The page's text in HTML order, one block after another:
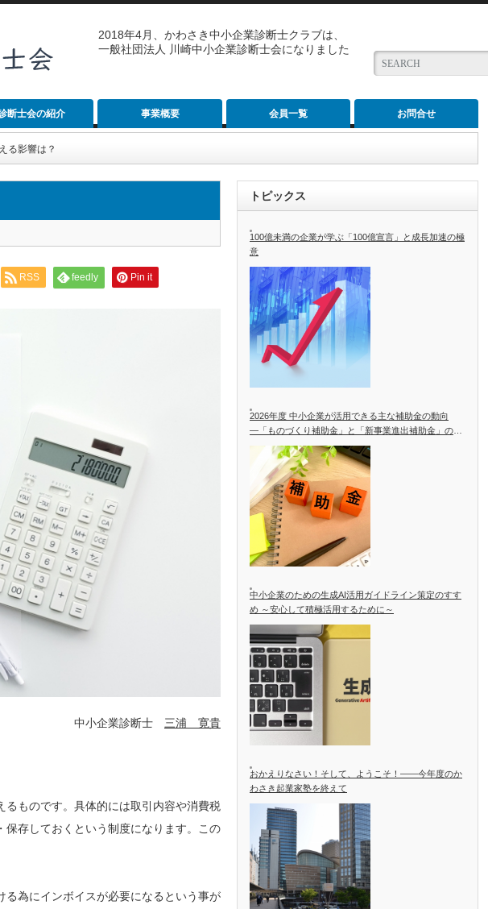
2018年4月、かわさき中小企業診断士クラブは、
一般社団法人 川崎中小企業診断士会になりました
断士会の紹介 事業概要 会員一覧 お問合せ
る影響は？
RSS feedly Pin it
中小企業診断士 三浦 寛貴
ものです。具体的には取引内容や消費税
存しておくという制度になります。この
為にインボイスが必要になるという事が
トピックス
100億未満の企業が学ぶ「100億宣言」と成長加速の極
意
2026年度 中小企業が活用できる主な補助金の動向
―「ものづくり補助金」と「新事業進出補助金」の統
合を中心に―
中小企業のための生成AI活用ガイドライン策定のすす
め ～安心して積極活用するために～
おかえりなさい！そして、ようこそ！――今年度のか
わさき起業家塾を終えて